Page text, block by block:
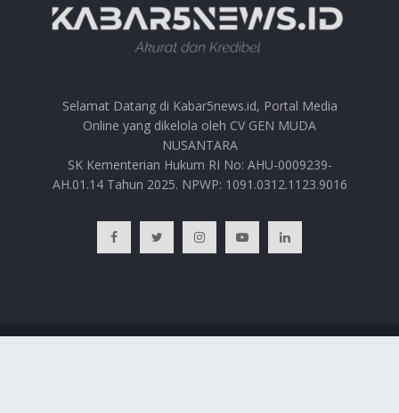
Selamat Datang di Kabar5news.id, Portal Media
Online yang dikelola oleh CV GEN MUDA
NUSANTARA
SK Kementerian Hukum RI No: AHU-0009239-
AH.01.14 Tahun 2025. NPWP: 1091.0312.1123.9016